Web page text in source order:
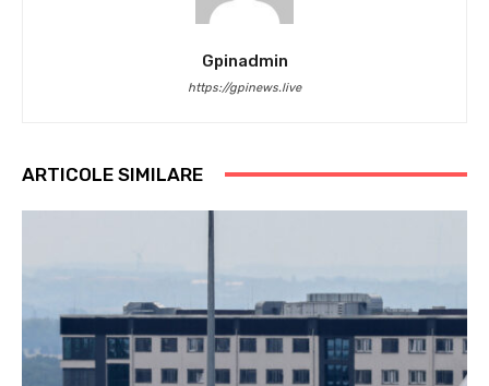
Gpinadmin
https://gpinews.live
ARTICOLE SIMILARE